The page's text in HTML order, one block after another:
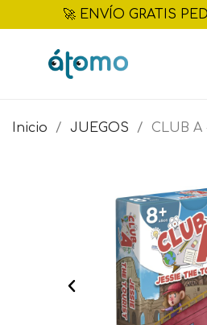
🚀 ENVÍO GRATIS
Inicio JUEGOS CLUB